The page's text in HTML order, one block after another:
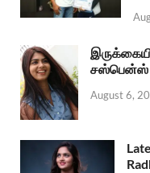
சஸ்பென்ஸ்
August 6,